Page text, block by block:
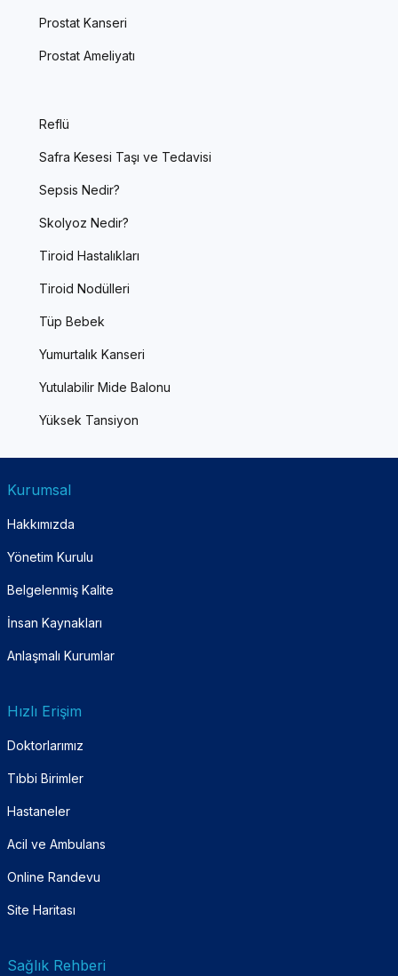
Prostat Kanseri
Prostat Ameliyatı
Reflü
Safra Kesesi Taşı ve Tedavisi
Sepsis Nedir?
Skolyoz Nedir?
Tiroid Hastalıkları
Tiroid Nodülleri
Tüp Bebek
Yumurtalık Kanseri
Yutulabilir Mide Balonu
Yüksek Tansiyon
Kurumsal
Hakkımızda
Yönetim Kurulu
Belgelenmiş Kalite
İnsan Kaynakları
Anlaşmalı Kurumlar
Hızlı Erişim
Doktorlarımız
Tıbbi Birimler
Hastaneler
Acil ve Ambulans
Online Randevu
Site Haritası
Sağlık Rehberi